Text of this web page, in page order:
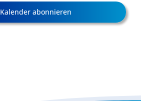
Kalender abonnieren